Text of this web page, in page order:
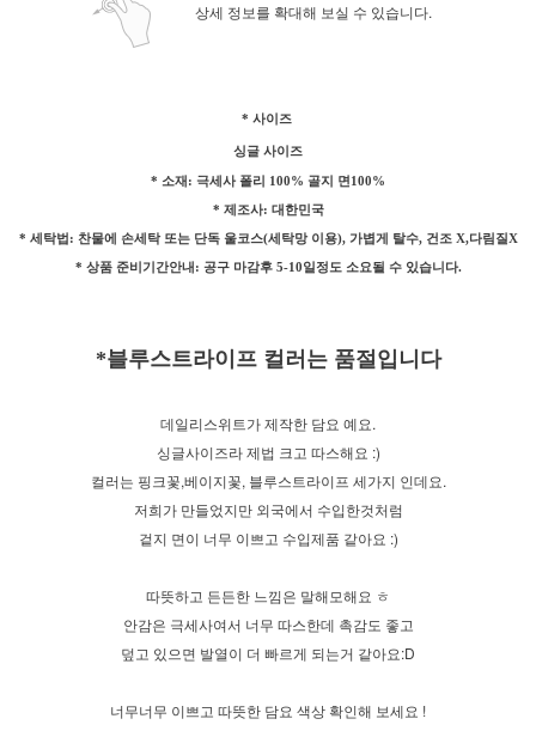
상세 정보를 확대해 보실 수 있습니다.
* 사이즈
싱글 사이즈
* 소재: 극세사 폴리 100% 골지 면100%
* 제조사: 대한민국
* 세탁법: 찬물에 손세탁 또는 단독 울코스(세탁망 이용), 가볍게 탈수, 건조 X,다림질X
* 상품 준비기간안내: 공구 마감후 5-10일정도 소요될 수 있습니다.
*블루스트라이프 컬러는 품절입니다
데일리스위트가 제작한 담요 예요.
싱글사이즈라 제법 크고 따스해요 :)
컬러는 핑크꽃,베이지꽃, 블루스트라이프 세가지 인데요.
저희가 만들었지만 외국에서 수입한것처럼
겉지 면이 너무 이쁘고 수입제품 같아요 :)
따뜻하고 든든한 느낌은 말해모해요 ㅎ
안감은 극세사여서 너무 따스한데 촉감도 좋고
덮고 있으면 발열이 더 빠르게 되는거 같아요:D
너무너무 이쁘고 따뜻한 담요 색상 확인해 보세요 !